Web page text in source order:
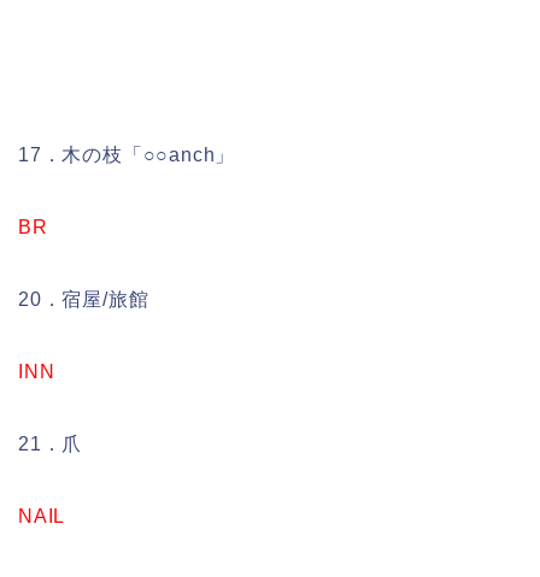
17．木の枝「○○anch」
BR
20．宿屋/旅館
INN
21．爪
NAIL